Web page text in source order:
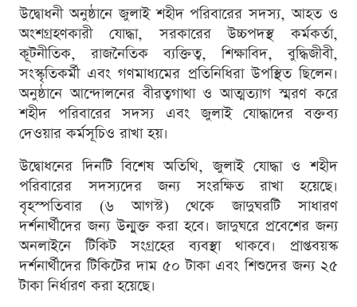
উদ্বোধনী অনুষ্ঠানে জুলাই শহীদ পরিবারের সদস্য, আহত ও
অংশগ্রহণকারী যোদ্ধা, সরকারের উচ্চপদস্থ কর্মকর্তা,
কূটনীতিক, রাজনৈতিক ব্যক্তিত্ব, শিক্ষাবিদ, বুদ্ধিজীবী,
সংস্কৃতিকর্মী এবং গণমাধ্যমের প্রতিনিধিরা উপস্থিত ছিলেন।
অনুষ্ঠানে আন্দোলনের বীরত্বগাথা ও আত্মত্যাগ স্মরণ করে
শহীদ পরিবারের সদস্য এবং জুলাই যোদ্ধাদের বক্তব্য
দেওয়ার কর্মসূচিও রাখা হয়।
উদ্বোধনের দিনটি বিশেষ অতিথি, জুলাই যোদ্ধা ও শহীদ
পরিবারের সদস্যদের জন্য সংরক্ষিত রাখা হয়েছে।
বৃহস্পতিবার (৬ আগস্ট) থেকে জাদুঘরটি সাধারণ
দর্শনার্থীদের জন্য উন্মুক্ত করা হবে। জাদুঘরে প্রবেশের জন্য
অনলাইনে টিকিট সংগ্রহের ব্যবস্থা থাকবে। প্রাপ্তবয়স্ক
দর্শনার্থীদের টিকিটের দাম ৫০ টাকা এবং শিশুদের জন্য ২৫
টাকা নির্ধারণ করা হয়েছে।